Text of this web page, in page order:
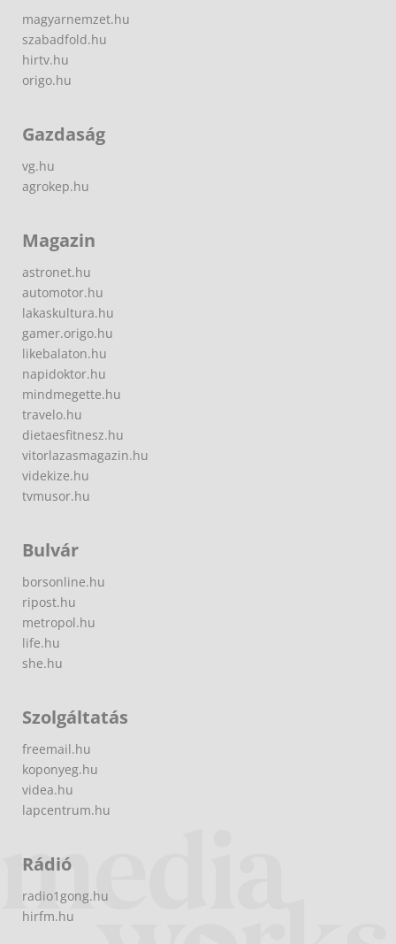
magyarnemzet.hu
szabadfold.hu
hirtv.hu
origo.hu
Gazdaság
vg.hu
agrokep.hu
Magazin
astronet.hu
automotor.hu
lakaskultura.hu
gamer.origo.hu
likebalaton.hu
napidoktor.hu
mindmegette.hu
travelo.hu
dietaesfitnesz.hu
vitorlazasmagazin.hu
videkize.hu
tvmusor.hu
Bulvár
borsonline.hu
ripost.hu
metropol.hu
life.hu
she.hu
Szolgáltatás
freemail.hu
koponyeg.hu
videa.hu
lapcentrum.hu
Rádió
radio1gong.hu
hirfm.hu